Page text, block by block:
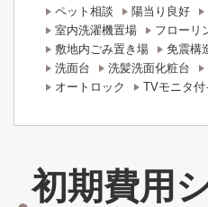
ペット相談 陽当り良好
室内洗濯機置場
フローリ
敷地内ごみ置き場
免震構
洗面台
洗髪洗面化粧台
オートロック
TVモニタ
初期費用